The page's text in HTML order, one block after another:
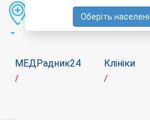
МЕДРадник24
/
Клініки
/
Область Район
Оберіть